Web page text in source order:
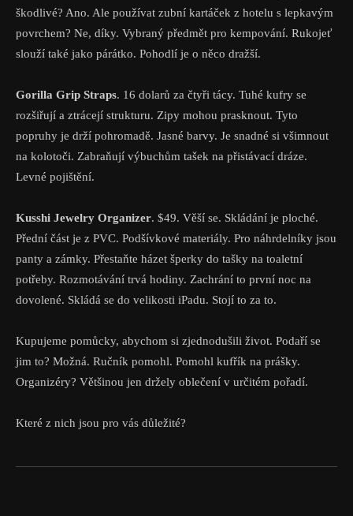
škodlivé? Ano. Ale používat zubní kartáček z hotelu s lepkavým
povrchem? Ne, díky. Vybraný předmět pro kempování. Rukojeť
slouží také jako párátko. Pohodlí je o něco dražší.
Gorilla Grip Straps. 16 dolarů za čtyři tácy. Tuhé kufry se
rozšiřují a ztrácejí strukturu. Zipy mohou prasknout. Tyto
popruhy je drží pohromadě. Jasné barvy. Je snadné si všimnout
na kolotoči. Zabraňují výbuchům tašek na přistávací dráze.
Levné pojištění.
Kusshi Jewelry Organizer. $49. Věší se. Skládání je ploché.
Přední část je z PVC. Podšívkové materiály. Pro náhrdelníky jsou
panty a zámky. Přestaňte házet šperky do tašky na toaletní
potřeby. Rozmotávání trvá hodiny. Zachrání to první noc na
dovolené. Skládá se do velikosti iPadu. Stojí to za to.
Kupujeme pomůcky, abychom si zjednodušili život. Podaří se
jim to? Možná. Ručník pomohl. Pomohl kufřík na prášky.
Organizéry? Většinou jen držely oblečení v určitém pořadí.
Které z nich jsou pro vás důležité?